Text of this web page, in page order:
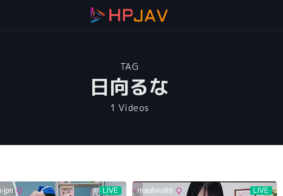
TAG
日向るな
1 Videos